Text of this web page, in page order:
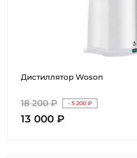
Дистиллятор Woson
18 200 ₽ - 5 200 ₽
13 000 ₽